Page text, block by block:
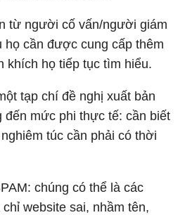
từ người cố vấn/người giám
họ cần được cung cấp thêm
khích họ tiếp tục tìm hiểu.
tạp chí đề nghị xuất bản
đến mức phi thực tế: cần biết
túc cần phải có thời
chúng có thể là các
website sai, nhầm tên,